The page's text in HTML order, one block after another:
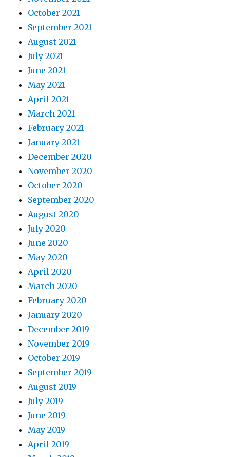
October 2021
September 2021
August 2021
July 2021
June 2021
May 2021
April 2021
March 2021
February 2021
January 2021
December 2020
November 2020
October 2020
September 2020
August 2020
July 2020
June 2020
May 2020
April 2020
March 2020
February 2020
January 2020
December 2019
November 2019
October 2019
September 2019
August 2019
July 2019
June 2019
May 2019
April 2019